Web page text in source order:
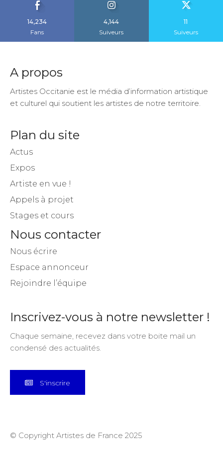
14,234
Fans
4,144
Suiveurs
11
Suiveurs
A propos
Artistes Occitanie est le média d’information artistique
et culturel qui soutient les artistes de notre territoire.
Plan du site
Actus
Expos
Artiste en vue !
Appels à projet
Stages et cours
Nous contacter
Nous écrire
Espace annonceur
Rejoindre l’équipe
Inscrivez-vous à notre newsletter !
Chaque semaine, recevez dans votre boite mail un
condensé des actualités.
S'inscrire
© Copyright Artistes de France 2025